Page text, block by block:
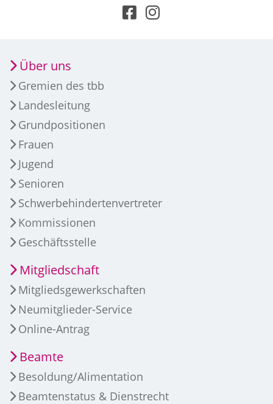
Über uns
Gremien des tbb
Landesleitung
Grundpositionen
Frauen
Jugend
Senioren
Schwerbehindertenvertreter
Kommissionen
Geschäftsstelle
Mitgliedschaft
Mitgliedsgewerkschaften
Neumitglieder-Service
Online-Antrag
Beamte
Besoldung/Alimentation
Beamtenstatus & Dienstrecht